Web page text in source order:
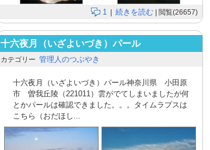
1 | 続きを読む | 閲覧(26657)
十六夜月（いざよいづき）パール
カテゴリー 管理人のつぶやき
十六夜月（いざよいづき）パール神奈川県 小田原
市 曽我丘陵（221011）雲がでてしまいましたが何
とかパールは確認できました。。。タイムラプスは
こちら（おだほし...